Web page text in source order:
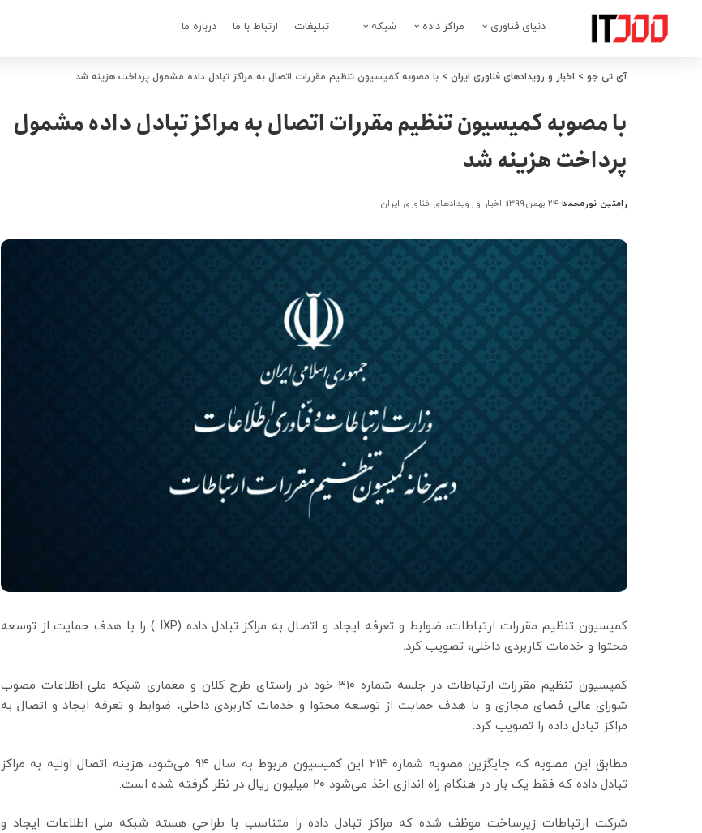
دنیای فناوری مراکز داده شبکه تبلیغات ارتباط با ما درباره ما
آی تی جو > اخبار و رویدادهای فناوری ایران > با مصوبه کمیسیون تنظیم مقررات اتصال به مراکز تبادل داده مشمول پرداخت هزینه شد
با مصوبه کمیسیون تنظیم مقررات اتصال به مراکز تبادل داده مشمول
پرداخت هزینه شد
ارسال
توسط
رامتین نورمحمد ۲۴ بهمن ۱۳۹۹ اخبار و رویدادهای فناوری ایران
کمیسیون تنظیم مقررات ارتباطات، ضوابط و تعرفه ایجاد و اتصال به مراکز تبادل داده (IXP ) را با هدف حمایت از توسعه
محتوا و خدمات کاربردی داخلی، تصویب کرد.
کمیسیون تنظیم مقررات ارتباطات در جلسه شماره ۳۱۰ خود در راستای طرح کلان و معماری شبکه ملی اطلاعات مصوب
شورای عالی فضای مجازی و با هدف حمایت از توسعه محتوا و خدمات کاربردی داخلی، ضوابط و تعرفه ایجاد و اتصال به
مراکز تبادل داده را تصویب کرد.
مطابق این مصوبه که جایگزین مصوبه شماره ۲۱۴ این کمیسیون مربوط به سال ۹۴ می‌شود، هزینه اتصال اولیه به مراکز
تبادل داده که فقط یک بار در هنگام راه اندازی اخذ می‌شود ۲۰ میلیون ریال در نظر گرفته شده است.
شرکت ارتباطات زیرساخت موظف شده که مراکز تبادل داده را متناسب با طراحی هسته شبکه ملی اطلاعات ایجاد و